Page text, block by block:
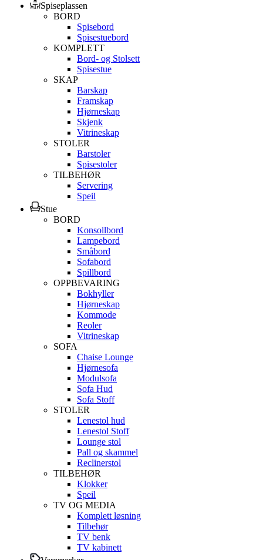
Spiseplassen
BORD
Spisebord
Spisestuebord
KOMPLETT
Bord- og Stolsett
Spisestue
SKAP
Barskap
Framskap
Hjørneskap
Skjenk
Vitrineskap
STOLER
Barstoler
Spisestoler
TILBEHØR
Servering
Speil
Stue
BORD
Konsollbord
Lampebord
Småbord
Sofabord
Spillbord
OPPBEVARING
Bokhyller
Hjørneskap
Kommode
Reoler
Vitrineskap
SOFA
Chaise Lounge
Hjørnesofa
Modulsofa
Sofa Hud
Sofa Stoff
STOLER
Lenestol hud
Lenestol Stoff
Lounge stol
Pall og skammel
Reclinerstol
TILBEHØR
Klokker
Speil
TV OG MEDIA
Komplett løsning
Tilbehør
TV benk
TV kabinett